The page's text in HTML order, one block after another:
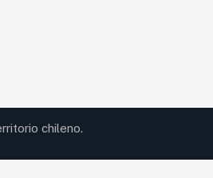
chileno.